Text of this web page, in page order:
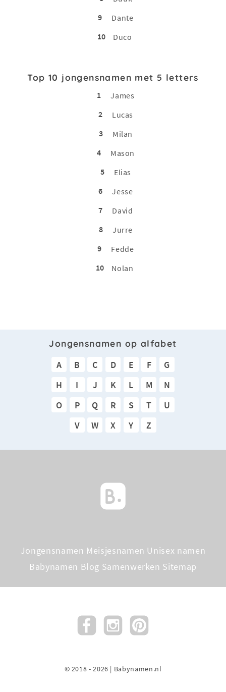
9
Dante
10
Duco
Top 10 jongensnamen met 5 letters
1
James
2
Lucas
3
Milan
4
Mason
5
Elias
6
Jesse
7
David
8
Jurre
9
Fedde
10
Nolan
Jongensnamen op alfabet
A B C D E F
G
H
I J K L M
N
O
P Q R S T
U
V
W X Y Z
Jongensnamen Meisjesnamen Unisex namen
Babynamen Blog Samenwerken Sitemap
© 2018 - 2026 | Babynamen.nl